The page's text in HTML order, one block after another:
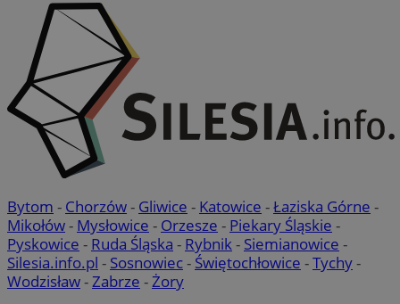
Bytom - Chorzów- Gliwice - Katowice -Łaziska Górne -
Mikołów- Mysłowice - Orzesze - Piekary Śląskie -
Pyskowice - Ruda Śląska - Rybnik- Siemianowice -
Silesia.info.pl - Sosnowiec- Świętochłowice -Tychy-
Wodzisław-Zabrze -Żory